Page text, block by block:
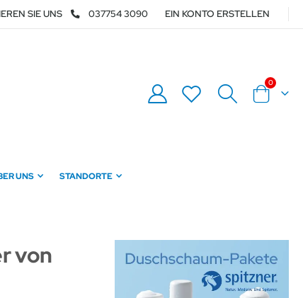
SIE UNS 037754 3090 EIN KONTO ERSTELLEN
Warenkorb
0Artikel
UNS STANDORTE
von